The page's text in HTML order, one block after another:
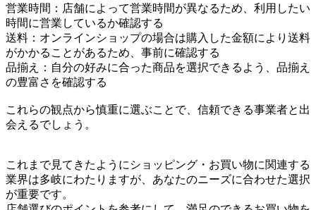
営業時間：店舗によって営業時間が異なるため、利用したい
時間に営業しているか確認する
送料：オンラインショップの場合は購入した金額により送料
がかかることがあるため、事前に確認する
品揃え：自分の好みに合った商品を選択できるよう、品揃え
の豊富さを確認する
これらの観点から慎重に選ぶことで、信頼できる事業者と出
会えるでしょう。
これまで見てきたようにショッピング・お買い物に関連する
業界は多岐にわたりますが、あなたのニーズに合わせた選択
が重要です。